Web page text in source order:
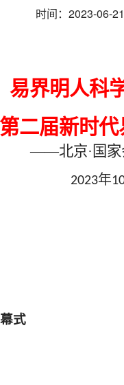
时间：2023-06-21
易界明人科
第二届新时
——北京· 国
2023年
式